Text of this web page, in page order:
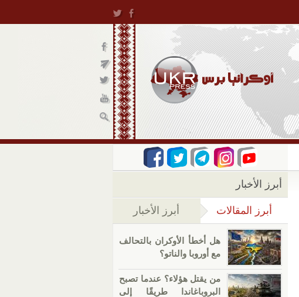
أبرز الأخبار
أبرز المقالات (علامة التبويب النشطة)
أبرز الأخبار
هل أخطأ الأوكران بالتحالف
مع أوروبا والناتو؟
من يقتل هؤلاء؟ عندما تصبح
البروباغاندا طريقًا إلى